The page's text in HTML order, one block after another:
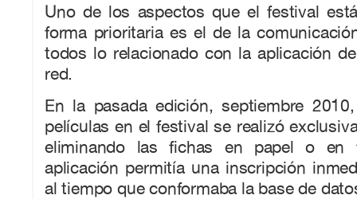
Uno de los aspectos que el festival
forma prioritaria es el de la
todos lo relacionado con la aplicación
red.
En la pasada edición, septiembre
películas en el festival se realizó
eliminando las fichas en papel o en
aplicación permitía una inscripción
al tiempo que conformaba la base de